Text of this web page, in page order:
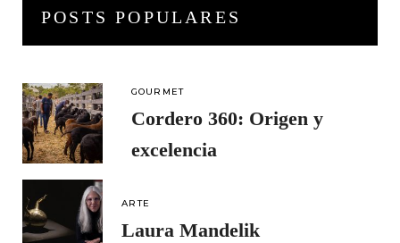
POSTS POPULARES
GOURMET
Cordero 360: Origen y
excelencia
ARTE
Laura Mandelik